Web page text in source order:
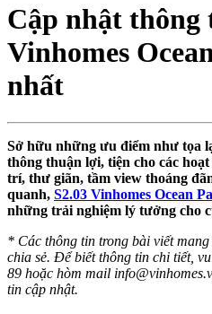
Cập nhật thông
Vinhomes
nhất
Sở hữu những ưu điểm như tọa
thông thuận lợi, tiện cho các
trí, thư giãn, tầm view thoáng
quanh, S2.03 Vinhomes Ocean
những trải nghiệm lý tưởng cho
* Các thông tin trong bài viết
chia sẻ. Để biết thông tin chi tiết,
89 hoặc hòm mail
tin cập nhật.